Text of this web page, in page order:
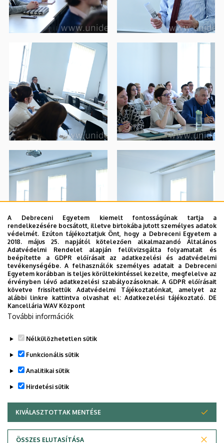
Adatvédelem
A Debreceni Egyetem kiemelt fontosságúnak tartja a
rendelkezésére bocsátott, illetve birtokába jutott személyes adatok
védelmét. Ezúton tájékoztatjuk Önt, hogy a Debreceni Egyetem a
2018. május 25. napjától kötelezően alkalmazandó Általános
Adatvédelmi Rendelet alapján felülvizsgálta folyamatait és
beépítette a GDPR előírásait az adatkezelési és adatvédelmi
tevékenységébe. A felhasználók személyes adatait a Debreceni
Egyetem korábban is teljes körültekintéssel kezelte, megfelelve az
érvényben lévő adatkezelési szabályozásoknak. A GDPR előírásait
követve frissítettük Adatvédelmi Tájékoztatónkat, amelyet az
alábbi linkre kattintva olvashat el:Adatkezelési tájékoztató. DE
Kancellária WAV Központ
További információk
Nélkülözhetetlen sütik
Funkcionális sütik
Analitikai sütik
Hirdetési sütik
KIVÁLASZTOTTAK MENTÉSE
ÖSSZES ELUTASÍTÁSA
WITHDRAW CONSENT